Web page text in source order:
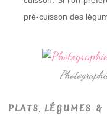
pré-cuisson des
PLATS, LÉGUMES &